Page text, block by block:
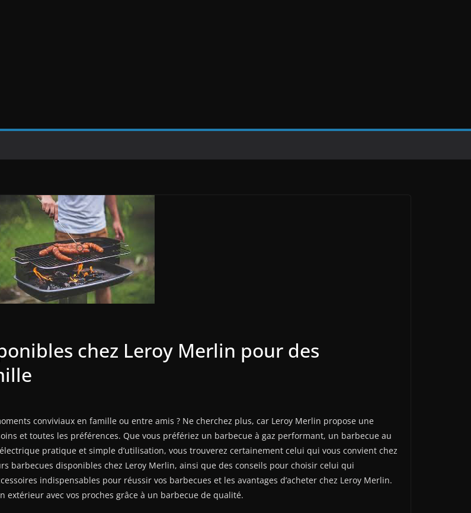
chez Leroy Merlin pour des
conviviaux en famille ou entre amis ? Ne cherchez plus, car Leroy Merlin propose une
et toutes les préférences. Que vous préfériez un barbecue à gaz performant, un barbecue au
pratique et simple d’utilisation, vous trouverez certainement celui qui vous convient chez
barbecues disponibles chez Leroy Merlin, ainsi que des conseils pour choisir celui qui
indispensables pour réussir vos barbecues et les avantages d’acheter chez Leroy Merlin.
avec vos proches grâce à un barbecue de qualité.